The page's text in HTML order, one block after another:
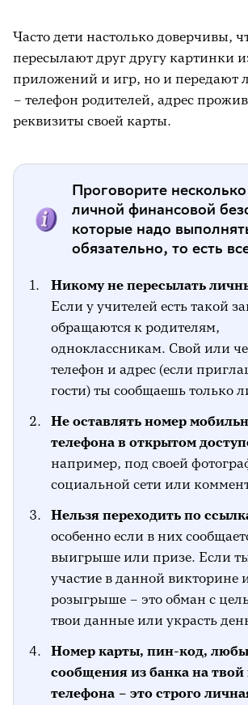
Часто дети настолько доверчивы,
пересылают друг другу картинки
приложений и игр, но и передают
– телефон родителей, адрес
реквизиты своей карты.
Проговорите
личной финансовой
которые надо
обязательно, то есть
Никому не пересылать
Если у учителей есть такой
обращаются к родителям,
одноклассникам. Свой или
телефон и адрес (если
гости) ты сообщаешь только
Не оставлять номер
телефона в открытом
например, под своей
социальной сети или
Нельзя переходить по
особенно если в них
выигрыше или призе. Если
участие в данной викторине
розыгрыше – это обман с
твои данные или украсть
Номер карты, пин-код,
сообщения из банка на
телефона – это строго